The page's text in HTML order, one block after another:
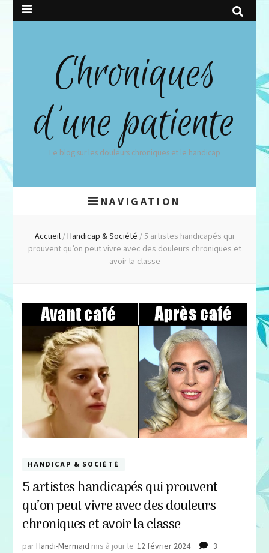
Chroniques
d'une patiente
Le blog sur les douleurs chroniques et le handicap
NAVIGATION
Accueil/Handicap & Société /5 artistes handicapés qui
prouvent qu’on peut vivre avec des douleurs chroniques et
avoir la classe
HANDICAP & SOCIÉTÉ
5 artistes handicapés qui prouvent
qu’on peut vivre avec des douleurs
chroniques et avoir la classe
parHandi-Mermaid mis à jour le 12 février 2024
3